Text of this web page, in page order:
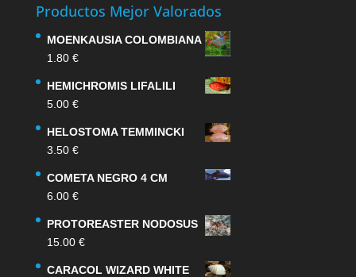
Productos Mejor Valorados
MOENKAUSIA COLOMBIANA
1.80 €
HEMICHROMIS LIFALILI
5.00 €
HELOSTOMA TEMMINCKI
3.50 €
COMETA NEGRO 4 CM
6.00 €
PROTOREASTER NODOSUS
15.00 €
CARACOL WIZARD WHITE